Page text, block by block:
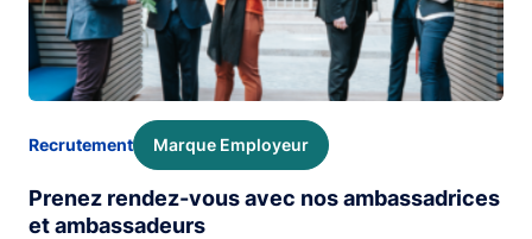
Recrutement Marque Employeur
Prenez rendez-vous avec nos ambassadrices
et ambassadeurs